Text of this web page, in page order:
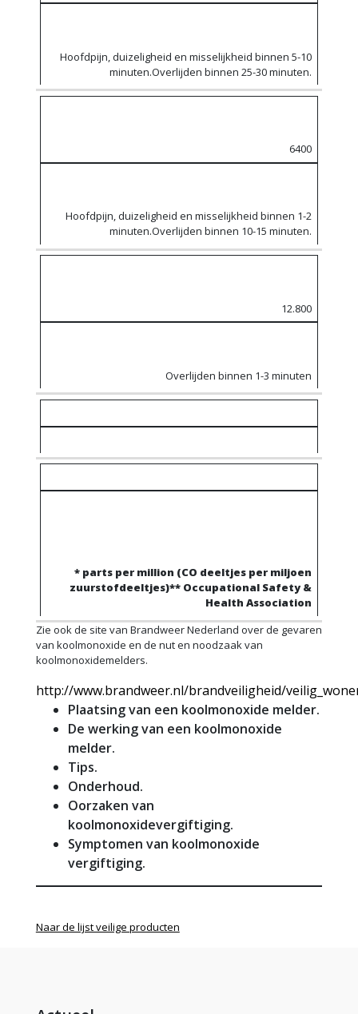
Hoofdpijn, duizeligheid en misselijkheid binnen 5-10
minuten.Overlijden binnen 25-30 minuten.
6400
Hoofdpijn, duizeligheid en misselijkheid binnen 1-2
minuten.Overlijden binnen 10-15 minuten.
12.800
Overlijden binnen 1-3 minuten
* parts per million (CO deeltjes per miljoen
zuurstofdeeltjes)** Occupational Safety &
Health Association
Zie ook de site van Brandweer Nederland over de gevaren
van koolmonoxide en de nut en noodzaak van
koolmonoxidemelders.
http://www.brandweer.nl/brandveiligheid/
Plaatsing van een koolmonoxide melder.
De werking van een koolmonoxide
melder.
Tips.
Onderhoud.
Oorzaken van
koolmonoxidevergiftiging.
Symptomen van koolmonoxide
vergiftiging.
Naar de lijst veilige producten